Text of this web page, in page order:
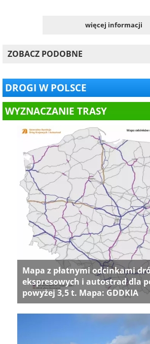
więcej informacji
ZOBACZ PODOBNE
DROGI W POLSCE
WYZNACZANIE TRASY
Mapa z płatnymi odcinkami
ekspresowych i autostrad dla
powyżej 3,5 t. Mapa: GDDKIA